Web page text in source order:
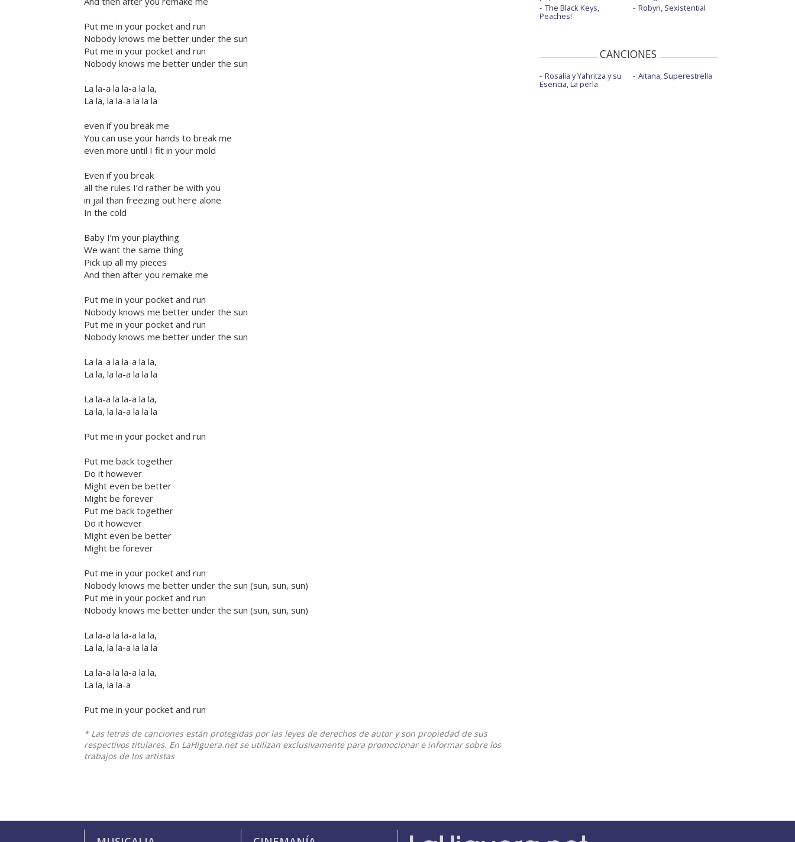
Put me in your pocket and run
Nobody knows me better under the sun
Put me in your pocket and run
Nobody knows me better under the sun
La la-a la la-a la la,
La la, la la-a la la la
even if you break me
You can use your hands to break me
even more until I fit in your mold
Even if you break
all the rules I’d rather be with you
in jail than freezing out here alone
In the cold
Baby I’m your plaything
We want the same thing
Pick up all my pieces
And then after you remake me
Put me in your pocket and run
Nobody knows me better under the sun
Put me in your pocket and run
Nobody knows me better under the sun
La la-a la la-a la la,
La la, la la-a la la la
La la-a la la-a la la,
La la, la la-a la la la
Put me in your pocket and run
Put me back together
Do it however
Might even be better
Might be forever
Put me back together
Do it however
Might even be better
Might be forever
Put me in your pocket and run
Nobody knows me better under the sun (sun, sun, sun)
Put me in your pocket and run
Nobody knows me better under the sun (sun, sun, sun)
La la-a la la-a la la,
La la, la la-a la la la
La la-a la la-a la la,
La la, la la-a
Put me in your pocket and run
* Las letras de canciones están protegidas por las leyes de derechos de autor y son propiedad de sus
respectivos titulares. En LaHiguera.net se utilizan exclusivamente para promocionar e informar sobre los
trabajos de los artistas
The Black Keys,
Peaches!
Robyn, Sexistential
CANCIONES
Rosalía y Yahritza y su
Esencia, La perla
Aitana, Superestrella